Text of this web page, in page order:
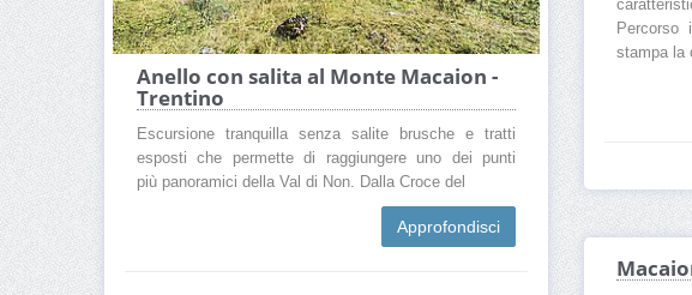
Anello con salita al Monte Macaion -
Trentino
Escursione tranquilla senza salite brusche e tratti
esposti che permette di raggiungere uno dei punti
più panoramici della Val di Non. Dalla Croce del
Approfondisci
Percorso
stampa la